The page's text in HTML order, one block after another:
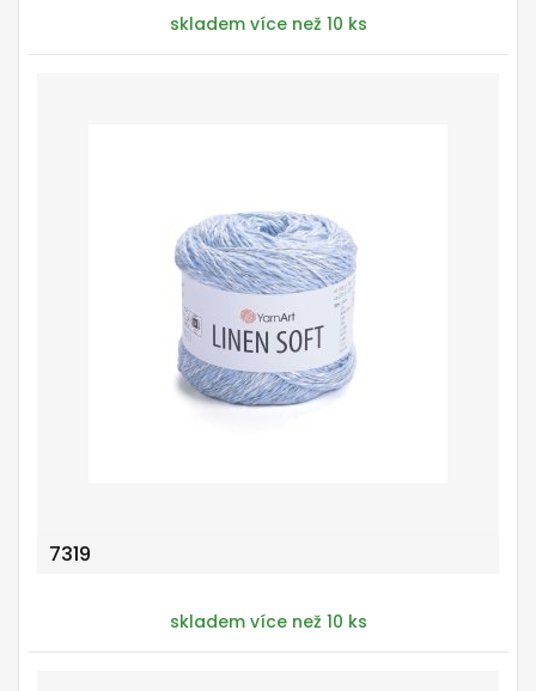
skladem více než 10 ks
7319
skladem více než 10 ks